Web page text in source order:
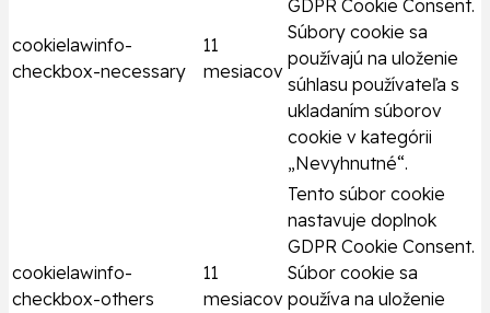
cookielawinfo-
checkbox-necessary
11
mesiacov
GDPR Cookie Consent.
Súbory cookie sa
používajú na uloženie
súhlasu používateľa s
ukladaním súborov
cookie v kategórii
„Nevyhnutné“.
cookielawinfo-
checkbox-others
11
mesiacov
Tento súbor cookie
nastavuje doplnok
GDPR Cookie Consent.
Súbor cookie sa
používa na uloženie